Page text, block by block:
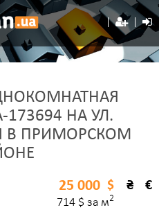
НА УЛ.
В ПРИМОРСКОМ
$ ₴ €
25 000
714 $ за м2